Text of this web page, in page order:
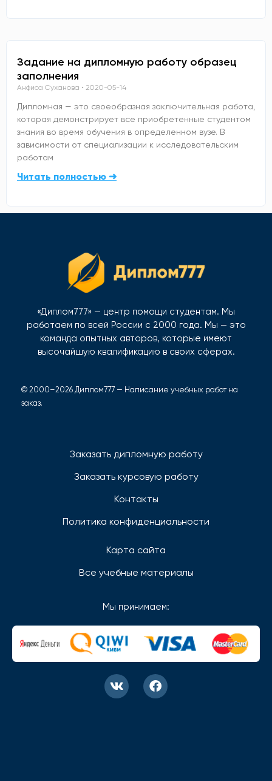
Задание на дипломную работу образец
заполнения
Анфиса Суханова 2020-05-14
Дипломная — это своеобразная заключительная работа,
которая демонстрирует все приобретенные студентом
знания во время обучения в определенном вузе. В
зависимости от специализации к исследовательским
работам
Читать полностью ➜
«Диплом777» — центр помощи студентам. Мы
работаем по всей России с 2000 года. Мы — это
команда опытных авторов, которые имеют
высочайшую квалификацию в своих сферах.
© 2000–2026 Диплом777 — Написание учебных работ на
заказ.
Заказать дипломную работу
Заказать курсовую работу
Контакты
Политика конфиденциальности
Карта сайта
Все учебные материалы
Мы принимаем: